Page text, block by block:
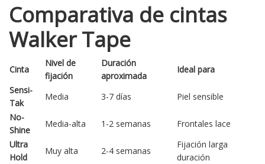
Comparativa de cintas
Walker Tape
Cinta
Nivel de
fijación
Duración
aproximada
Ideal para
Sensi-
Tak
Media 3-7 días
Piel sensible
No-
Shine
Media-alta 1-2 semanas
Frontales lace
Ultra
Hold
Muy alta 2-4 semanas
Fijación larga
duración